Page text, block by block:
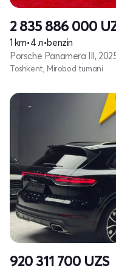
2 835 886 000
1 km•4 л•benzin
Porsche Panamera III,
Toshkent, Mirobod tumani
920 311 700 UZS